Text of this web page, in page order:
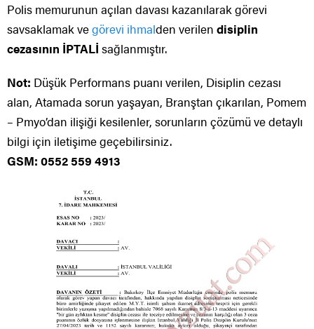
Polis memurunun açılan davası kazanılarak görevi
savsaklamak vegörevi ihmalden verilen disiplin
cezasının İPTALİ sağlanmıştır.
Not: Düşük Performans puanı verilen, Disiplin cezası
alan, Atamada sorun yaşayan, Branştan çıkarılan, Pomem
– Pmyo’dan ilişiği kesilenler, sorunların çözümü ve detaylı
bilgi için iletişime geçebilirsiniz.
GSM: 0552 559 4913